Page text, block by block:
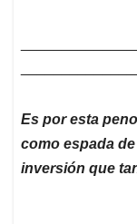
Es por esta
como espada
inversión que